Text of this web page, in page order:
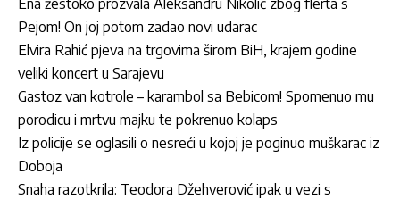
Pejom! On joj potom zadao novi udarac
Elvira Rahić pjeva na trgovima širom BiH, krajem godine
veliki koncert u Sarajevu
Gastoz van kotrole – karambol sa Bebicom! Spomenuo mu
porodicu i mrtvu majku te pokrenuo kolaps
Iz policije se oglasili o nesreći u kojoj je poginuo muškarac iz
Doboja
Snaha razotkrila: Teodora Džehverović ipak u vezi s